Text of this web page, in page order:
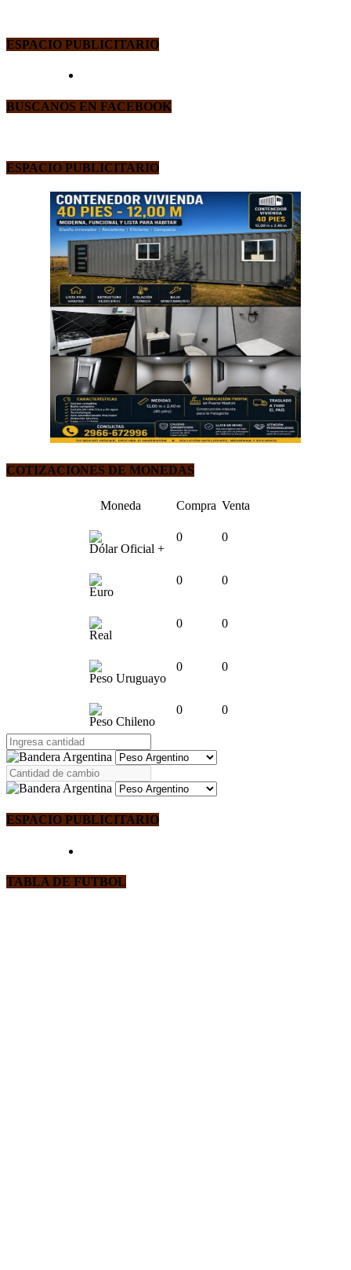
ESPACIO PUBLICITARIO
BUSCANOS EN FACEBOOK
ESPACIO PUBLICITARIO
COTIZACIONES DE MONEDAS
Moneda Compra Venta
Dólar Oficial +
0 0
Euro
0 0
Real
0 0
Peso Uruguayo
0 0
Peso Chileno
0 0
ESPACIO PUBLICITARIO
TABLA DE FUTBOL